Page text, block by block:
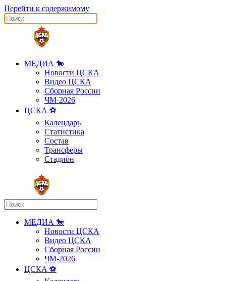
Перейти к содержимому
МЕДИА 🐎
Новости ЦСКА
Видео ЦСКА
Сборная России
ЧМ-2026
ЦСКА ⚽️
Календарь
Статистика
Состав
Трансферы
Стадион
МЕДИА 🐎
Новости ЦСКА
Видео ЦСКА
Сборная России
ЧМ-2026
ЦСКА ⚽️